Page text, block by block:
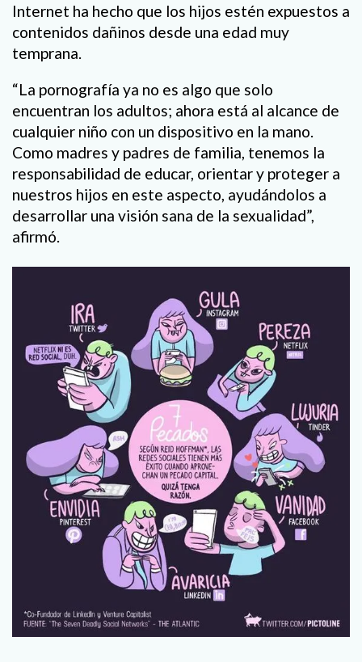
Internet ha hecho que los hijos estén expuestos a
contenidos dañinos desde una edad muy
temprana.
“La pornografía ya no es algo que solo
encuentran los adultos; ahora está al alcance de
cualquier niño con un dispositivo en la mano.
Como madres y padres de familia, tenemos la
responsabilidad de educar, orientar y proteger a
nuestros hijos en este aspecto, ayudándolos a
desarrollar una visión sana de la sexualidad”,
afirmó.